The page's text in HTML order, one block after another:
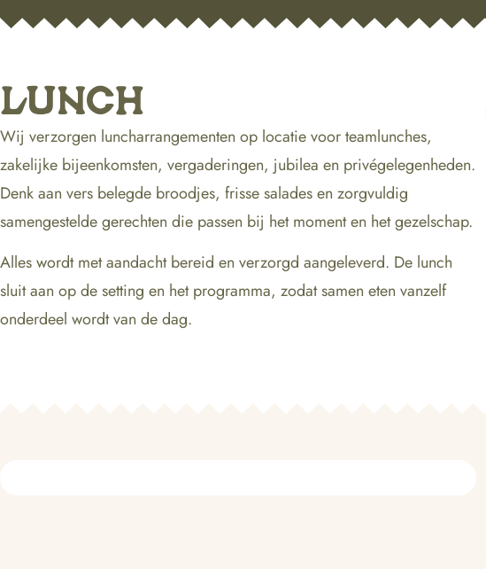
LUNCH
Wij verzorgen luncharrangementen op locatie voor teamlunches,
zakelijke bijeenkomsten, vergaderingen, jubilea en privégelegenheden.
Denk aan vers belegde broodjes, frisse salades en zorgvuldig
samengestelde gerechten die passen bij het moment en het gezelschap.
Alles wordt met aandacht bereid en verzorgd aangeleverd. De lunch
sluit aan op de setting en het programma, zodat samen eten vanzelf
onderdeel wordt van de dag.